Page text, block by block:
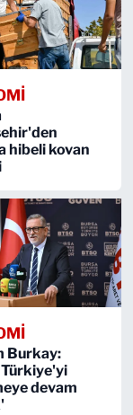
hibeli kovan
Burkay:
devam